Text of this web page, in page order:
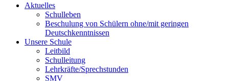
Aktuelles
Schulleben
Beschulung von Schülern ohne/mit geringen
Deutschkenntnissen
Unsere Schule
Leitbild
Schulleitung
Lehrkräfte/Sprechstunden
SMV